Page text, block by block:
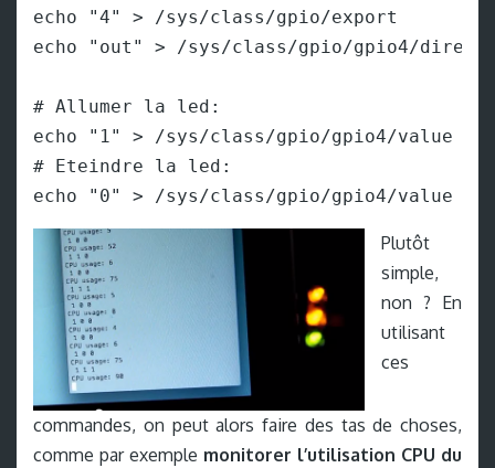
echo "4" > /sys/class/gpio/export
echo "out" > /sys/class/gpio/gpio4/
# Allumer la led:
echo "1" > /sys/class/gpio/gpio4/value
# Eteindre la led:
echo "0" > /sys/class/gpio/gpio4/value
Plutôt
simple,
non ? En
utilisant
ces
commandes, on peut alors faire des tas de choses,
comme par exemple monitorer l’utilisation CPU du